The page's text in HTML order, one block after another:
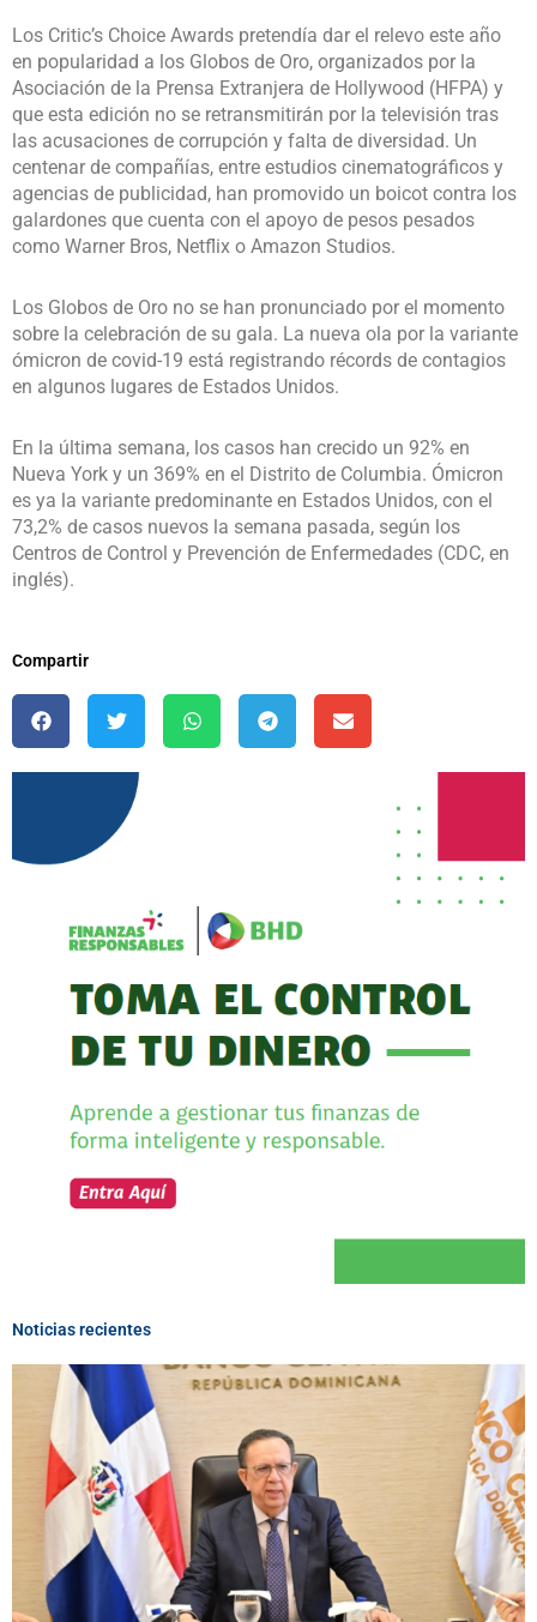
Los Critic’s Choice Awards pretendía dar el relevo este año
en popularidad a los Globos de Oro, organizados por la
Asociación de la Prensa Extranjera de Hollywood (HFPA) y
que esta edición no se retransmitirán por la televisión tras
las acusaciones de corrupción y falta de diversidad. Un
centenar de compañías, entre estudios cinematográficos y
agencias de publicidad, han promovido un boicot contra los
galardones que cuenta con el apoyo de pesos pesados
como Warner Bros, Netflix o Amazon Studios.
Los Globos de Oro no se han pronunciado por el momento
sobre la celebración de su gala. La nueva ola por la variante
ómicron de covid-19 está registrando récords de contagios
en algunos lugares de Estados Unidos.
En la última semana, los casos han crecido un 92% en
Nueva York y un 369% en el Distrito de Columbia. Ómicron
es ya la variante predominante en Estados Unidos, con el
73,2% de casos nuevos la semana pasada, según los
Centros de Control y Prevención de Enfermedades (CDC, en
inglés).
Compartir
Noticias recientes